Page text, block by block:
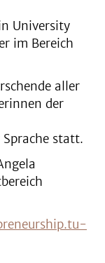
University
im Bereich
aller
der
statt.